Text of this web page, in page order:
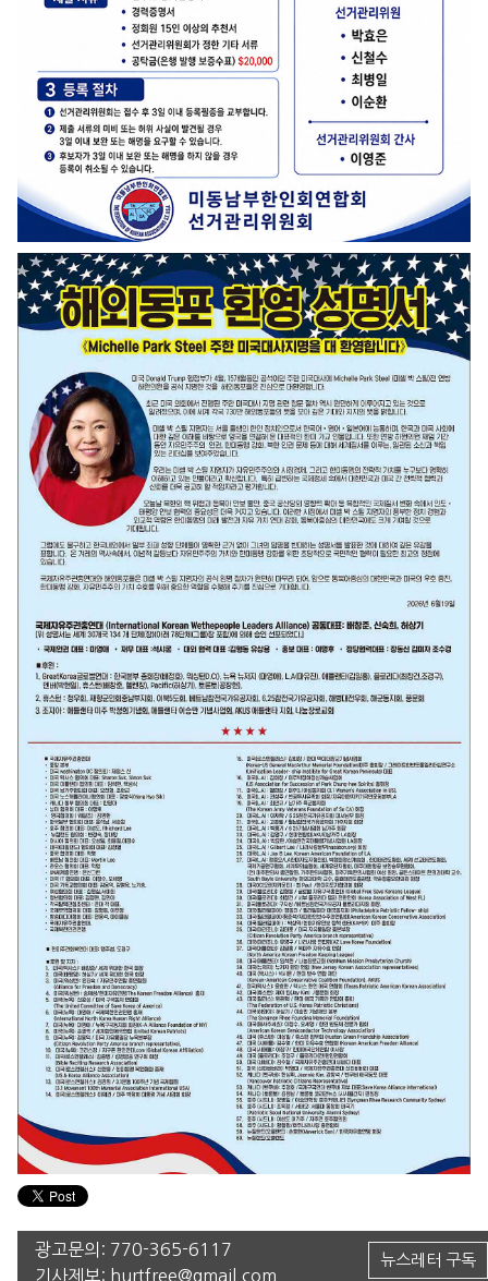
뉴스레터 구독
광고문의: 770-365-6117
기사제보: hurtfree@gmail.com